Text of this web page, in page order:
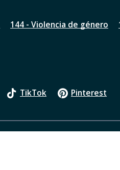
144 - Violencia de género
TikTok Pinterest